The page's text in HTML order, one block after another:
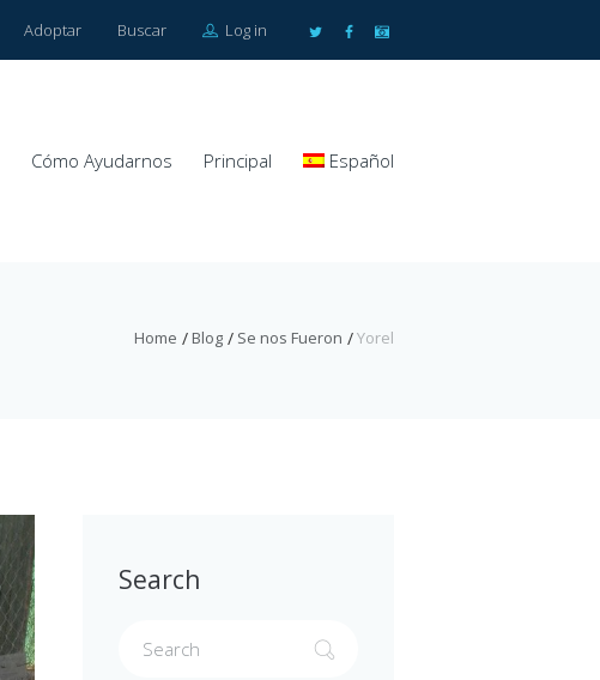
Adoptar Buscar Log in
Cómo Ayudarnos Principal Español
Home Blog Se nos Fueron Yorel
Search